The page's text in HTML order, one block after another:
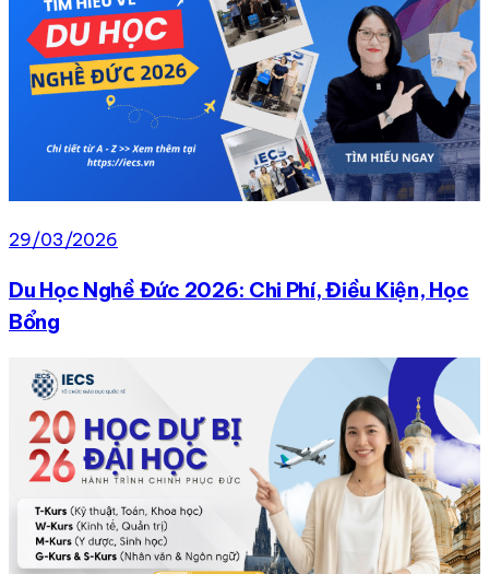
29/03/2026
Du Học Nghề Đức 2026: Chi Phí, Điều Kiện, Học
Bổng